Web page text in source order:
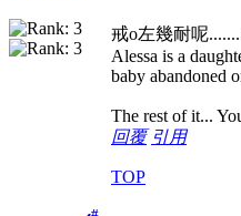
戒o左幾耐呢
Alessa is a
baby abandoned
The rest of it...
回覆 引用
TOP